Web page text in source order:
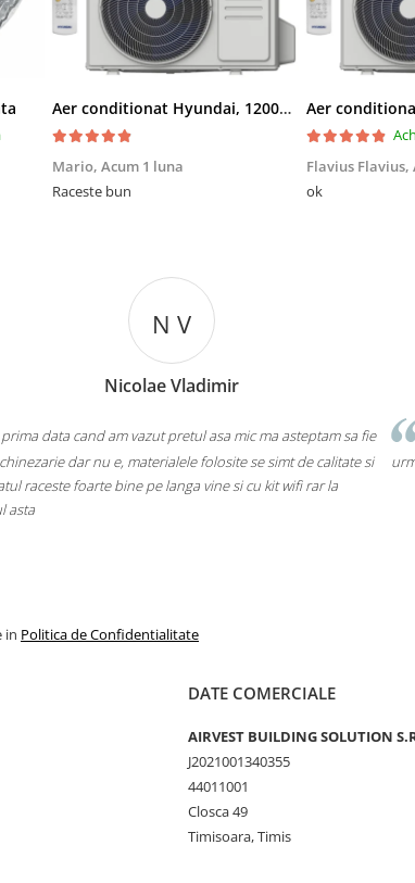
Aer conditionat Hyundai, 12000 BTU, Clasa A++/A+, Inverter, kit Wi-Fi inclus
Mario, Acum 1 luna
Raceste bun
Flavius Flavius,
ok
N V
Nicolae Vladimir
prima data cand am vazut pretul asa mic ma asteptam sa fie
dar nu e, materialele folosite se simt de calitate si
raceste foarte bine pe langa vine si cu kit wifi rar la
asta
in Politica de Confidentialitate
DATE COMERCIALE
AIRVEST BUILDING SOLUTION
J2021001340355
44011001
Closca 49
Timisoara, Timis